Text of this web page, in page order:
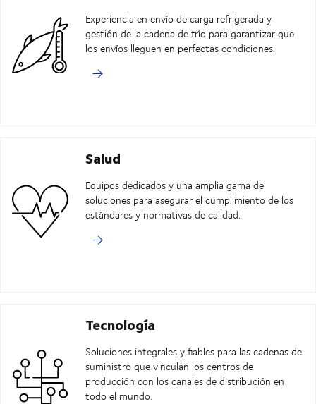
Experiencia en envío de carga refrigerada y
gestión de la cadena de frío para garantizar que
los envíos lleguen en perfectas condiciones.
Salud
Equipos dedicados y una amplia gama de
soluciones para asegurar el cumplimiento de los
estándares y normativas de calidad.
Tecnología
Soluciones integrales y fiables para las cadenas de
suministro que vinculan los centros de
producción con los canales de distribución en
todo el mundo.